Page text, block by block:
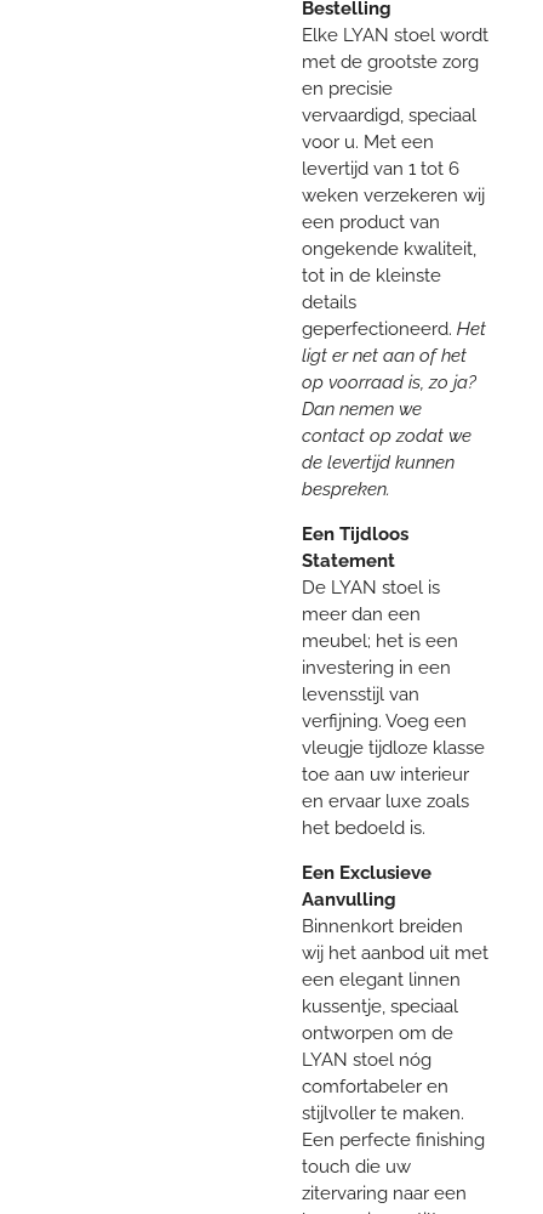
Bestelling
Elke LYAN stoel wordt
met de grootste zorg
en precisie
vervaardigd, speciaal
voor u. Met een
levertijd van 1 tot 6
weken verzekeren wij
een product van
ongekende kwaliteit,
tot in de kleinste
details
geperfectioneerd. Het
ligt er net aan of het
op voorraad is, zo ja?
Dan nemen we
contact op zodat we
de levertijd kunnen
bespreken.
Een Tijdloos
Statement
De LYAN stoel is
meer dan een
meubel; het is een
investering in een
levensstijl van
verfijning. Voeg een
vleugje tijdloze klasse
toe aan uw interieur
en ervaar luxe zoals
het bedoeld is.
Een Exclusieve
Aanvulling
Binnenkort breiden
wij het aanbod uit met
een elegant linnen
kussentje, speciaal
ontworpen om de
LYAN stoel nóg
comfortabeler en
stijlvoller te maken.
Een perfecte finishing
touch die uw
zitervaring naar een